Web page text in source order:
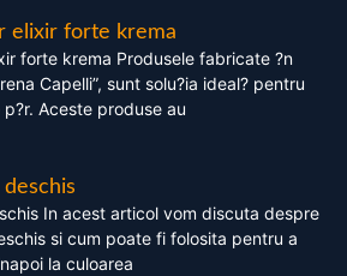
elixir forte krema
forte krema Produsele fabricate ?n
Capelli”, sunt solu?ia ideal? pentru
Aceste produse au
In acest articol vom discuta despre
si cum poate fi folosita pentru a
la culoarea